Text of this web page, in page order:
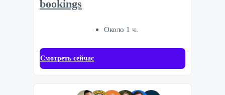
bookings
Около 1 ч.
Смотреть сейчас